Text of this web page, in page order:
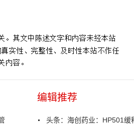
编辑推荐
头条：海创药业：HP501